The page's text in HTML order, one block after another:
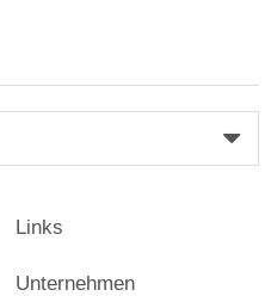
Links
Unternehmen